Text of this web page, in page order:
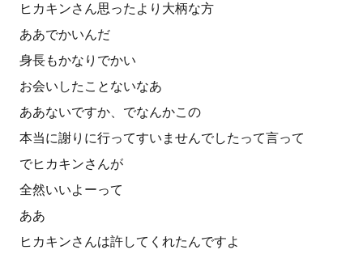
ヒカキンさん思ったより大柄な方
ああでかいんだ
身長もかなりでかい
お会いしたことないなあ
ああないですか、でなんかこの
本当に謝りに行ってすいませんでしたって言って
でヒカキンさんが
全然いいよーって
ああ
ヒカキンさんは許してくれたんですよ